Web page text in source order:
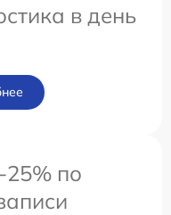
в день
по